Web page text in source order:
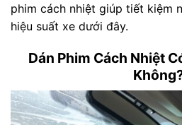
phim cách nhiệt giúp tiết kiệm
hiệu suất xe dưới đây.
Dán Phim Cách Nhiệt